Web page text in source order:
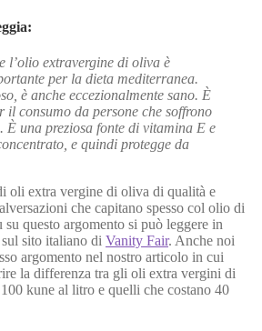
l’olio extravergine di oliva è
per la dieta mediterranea.
è anche eccezionalmente sano. È
il consumo da persone che soffrono
È una preziosa fonte di vitamina E e
e quindi protegge da
oli extra vergine di oliva di qualità e
che capitano spesso col olio di
questo argomento si può leggere in
sito italiano di Vanity Fair. Anche noi
argomento nel nostro articolo in cui
la differenza tra gli oli extra vergini di
kune al litro e quelli che costano 40